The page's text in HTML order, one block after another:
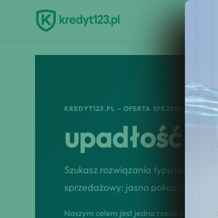
KREDYT123.PL – OFERTA SPRZEDAŻOWA
upadłość
Szukasz rozwiązania typu
sprzedażowy: jasno pokazuje
Naszym celem jest jedna rzecz: